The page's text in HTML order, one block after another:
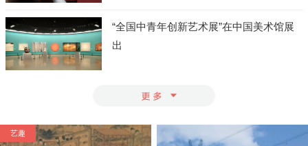
“全国中青年创新艺术展”在中国美术馆展
出
艺趣